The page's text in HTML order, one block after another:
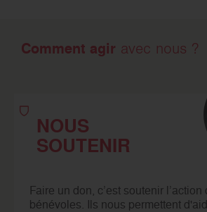
Comment agir avec nous ?
NOUS
SOUTENIR
Faire un don, c’est soutenir l’action
bénévoles. Ils nous permettent